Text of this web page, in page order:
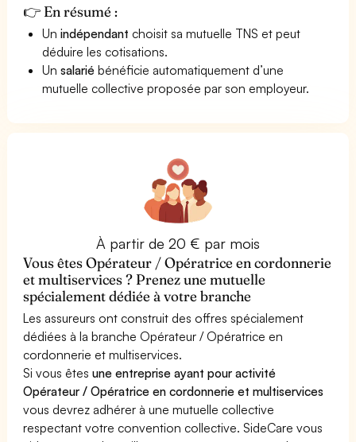
👉 En résumé :
Unindépendant choisit sa mutuelle TNS et peut
déduire les cotisations.
Unsalarié bénéficie automatiquement d’une
mutuelle collective proposée par son employeur.
À partir de 20 € par mois
Vous êtes Opérateur / Opératrice en cordonnerie
et multiservices ? Prenez une mutuelle
spécialement dédiée à votre branche
Les assureurs ont construit des offres spécialement
dédiées à la branche Opérateur / Opératrice en
cordonnerie et multiservices.
Si vous êtesune entreprise ayant pour activité
Opérateur / Opératrice en cordonnerie et multiservices
vous devrez adhérer à une mutuelle collective
respectant votre convention collective. SideCare vous